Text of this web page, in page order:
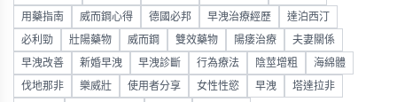
用藥指南 威而鋼心得 德國必邦 早洩治療經歷 達泊西汀
必利勁 壯陽藥物 威而鋼 雙效藥物 陽痿治療 夫妻關係
早洩改善 新婚早洩 早洩診斷 行為療法 陰莖增粗 海綿體
伐地那非 樂威壯 使用者分享 女性性慾 早洩 塔達拉非